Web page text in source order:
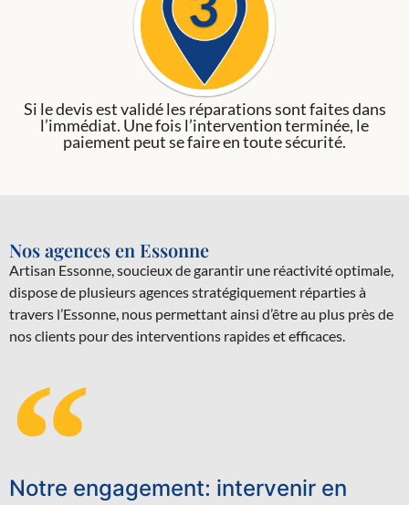
Si le devis est validé les réparations sont faites dans
l’immédiat. Une fois l’intervention terminée, le
paiement peut se faire en toute sécurité.
Nos agences en Essonne
Artisan Essonne, soucieux de garantir une réactivité optimale,
dispose de plusieurs agences stratégiquement réparties à
travers l’Essonne, nous permettant ainsi d’être au plus près de
nos clients pour des interventions rapides et efficaces.
Notre engagement: intervenir en